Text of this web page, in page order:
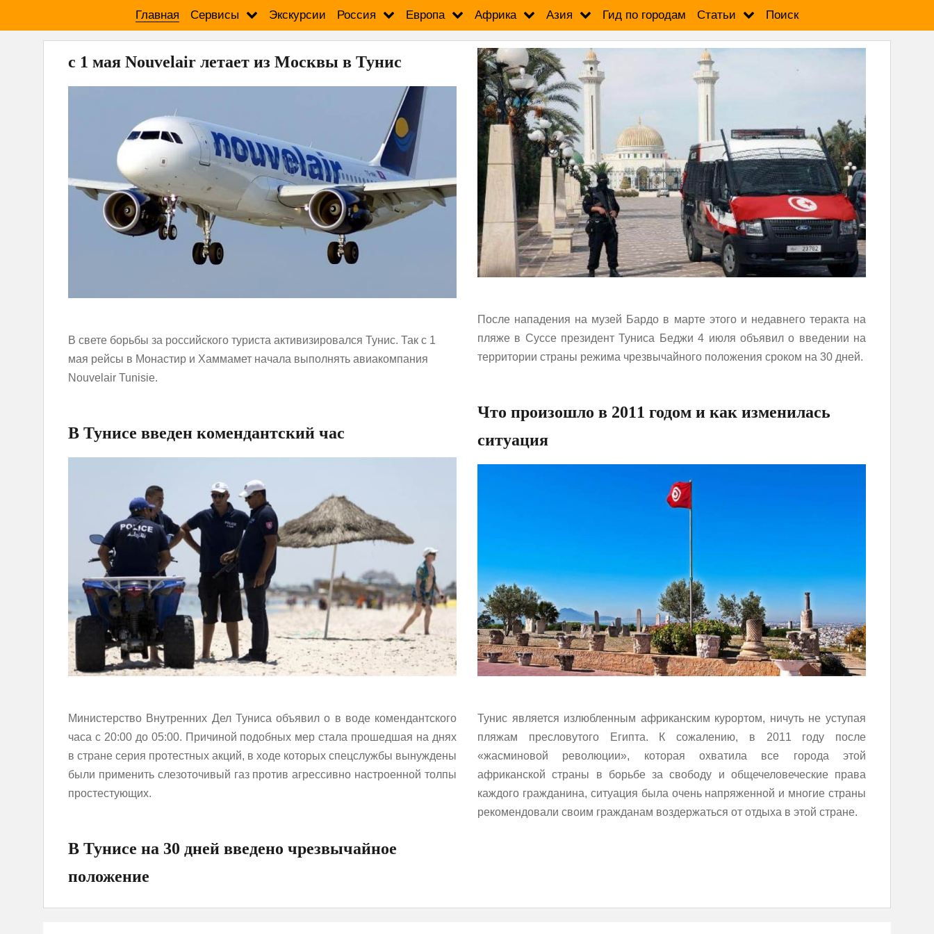
Главная Сервисы Экскурсии Россия Европа Африка Азия Гид по городам Статьи Поиск
с 1 мая Nouvelair летает из Москвы в Тунис
В свете борьбы за российского туриста активизировался Тунис. Так с 1
мая рейcы в Монастир и Хаммамет начала выполнять авиакомпания
Nouvelair Tunisie.
В Тунисе введен комендантский час
Министерство Внутренних Дел Туниса объявил о в воде комендантского
часа с 20:00 до 05:00. Причиной подобных мер стала прошедшая на днях
в стране серия протестных акций, в ходе которых спецслужбы вынуждены
были применить слезоточивый газ против агрессивно настроенной толпы
простестующих.
В Тунисе на 30 дней введено чрезвычайное
положение
После нападения на музей Бардо в марте этого и недавнего теракта на
пляже в Суссе президент Туниса Беджи 4 июля объявил о введении на
территории страны режима чрезвычайного положения сроком на 30 дней.
Что произошло в 2011 годом и как изменилась
ситуация
Тунис является излюбленным африканским курортом, ничуть не уступая
пляжам пресловутого Египта. К сожалению, в 2011 году после
«жасминовой революции», которая охватила все города этой
африканской страны в борьбе за свободу и общечеловеческие права
каждого гражданина, ситуация была очень напряженной и многие страны
рекомендовали своим гражданам воздержаться от отдыха в этой стране.